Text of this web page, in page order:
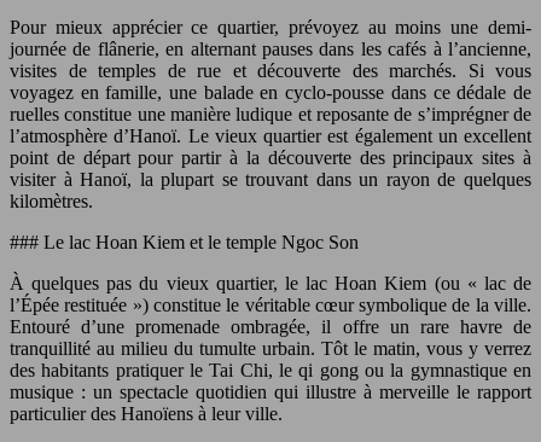
Pour mieux apprécier ce quartier, prévoyez au moins une demi-
journée de flânerie, en alternant pauses dans les cafés à l’ancienne,
visites de temples de rue et découverte des marchés. Si vous
voyagez en famille, une balade en cyclo-pousse dans ce dédale de
ruelles constitue une manière ludique et reposante de s’imprégner de
l’atmosphère d’Hanoï. Le vieux quartier est également un excellent
point de départ pour partir à la découverte des principaux sites à
visiter à Hanoï, la plupart se trouvant dans un rayon de quelques
kilomètres.
### Le lac Hoan Kiem et le temple Ngoc Son
À quelques pas du vieux quartier, le lac Hoan Kiem (ou « lac de
l’Épée restituée ») constitue le véritable cœur symbolique de la ville.
Entouré d’une promenade ombragée, il offre un rare havre de
tranquillité au milieu du tumulte urbain. Tôt le matin, vous y verrez
des habitants pratiquer le Tai Chi, le qi gong ou la gymnastique en
musique : un spectacle quotidien qui illustre à merveille le rapport
particulier des Hanoïens à leur ville.